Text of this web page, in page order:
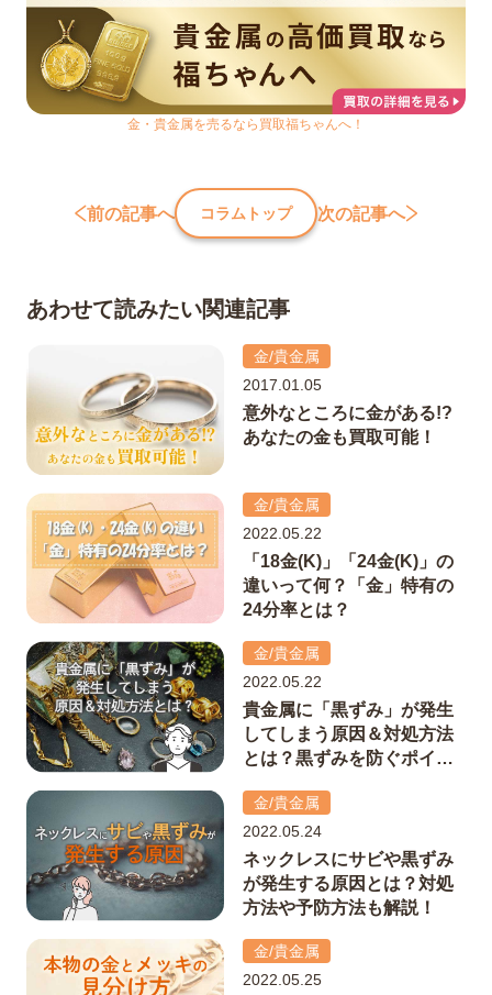
金・貴金属を売るなら買取福ちゃんへ！
前の記事へ コラムトップ 次の記事へ
あわせて読みたい関連記事
金/貴金属
2017.01.05
意外なところに金がある!?
あなたの金も買取可能！
金/貴金属
2022.05.22
「18金(K)」「24金(K)」の
違いって何？「金」特有の
24分率とは？
金/貴金属
2022.05.22
貴金属に「黒ずみ」が発生
してしまう原因＆対処方法
とは？黒ずみを防ぐポイン
金/貴金属
2022.05.24
ネックレスにサビや黒ずみ
が発生する原因とは？対処
方法や予防方法も解説！
金/貴金属
2022.05.25